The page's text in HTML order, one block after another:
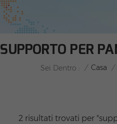
SUPPORTO PER
Sei Dentro : / Casa /
2 risultati trovati per